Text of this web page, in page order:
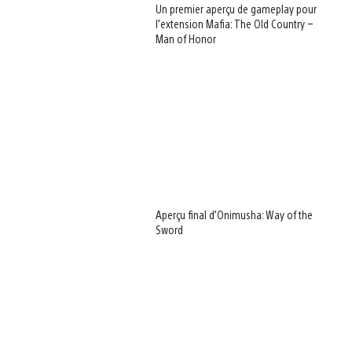
Un premier aperçu de gameplay pour
l’extension Mafia: The Old Country –
Man of Honor
Aperçu final d’Onimusha: Way of the
Sword